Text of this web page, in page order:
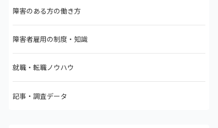
障害のある方の働き方
障害者雇用の制度・知識
就職・転職ノウハウ
記事・調査データ